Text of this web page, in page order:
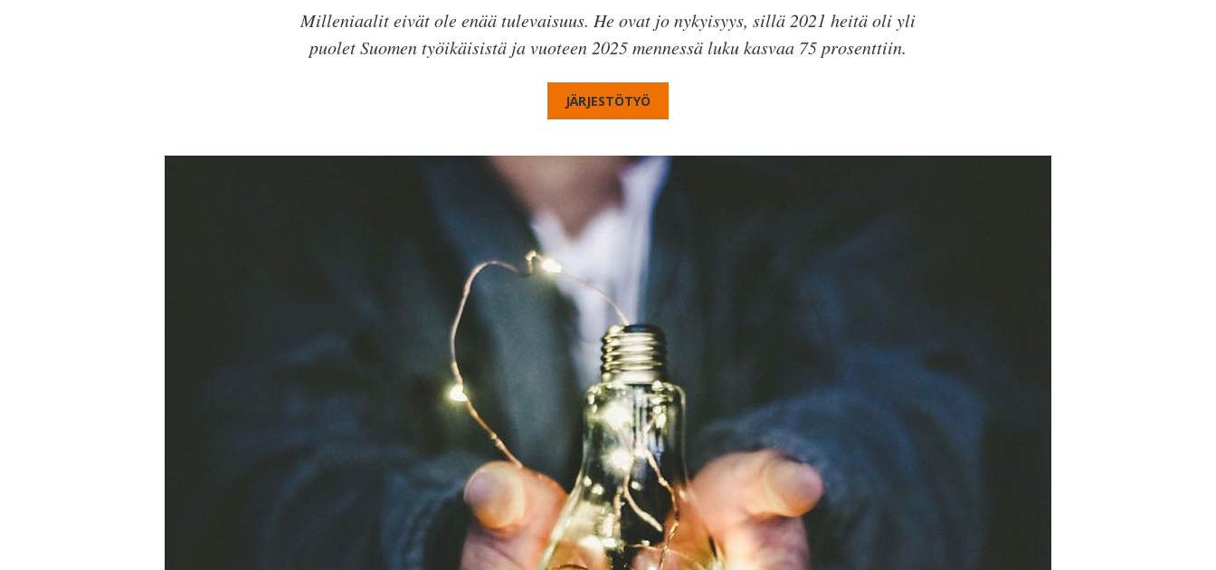
Milleniaalit eivät ole enää tulevaisuus. He ovat jo nykyisyys, sillä 2021 heitä oli yli
puolet Suomen työikäisistä ja vuoteen 2025 mennessä luku kasvaa 75 prosenttiin.
JÄRJESTÖTYÖ